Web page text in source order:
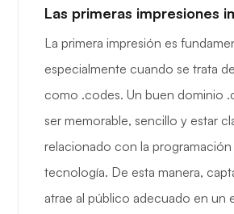
Las primeras impresiones
La primera impresión es
especialmente cuando se trata
como .codes. Un buen dominio
ser memorable, sencillo y estar
relacionado con la programación
tecnología. De esta manera,
atrae al público adecuado en un